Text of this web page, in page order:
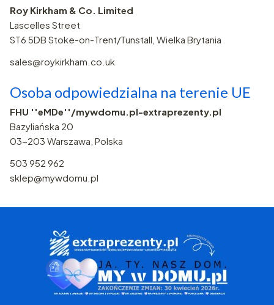
Roy Kirkham & Co. Limited
Lascelles Street
ST6 5DB Stoke-on-Trent/Tunstall, Wielka Brytania
sales@roykirkham.co.uk
Osoba odpowiedzialna na terenie UE
FHU ''eMDe''/mywdomu.pl-extraprezenty.pl
Bazyliańska 20
03-203 Warszawa, Polska
503 952 962
sklep@mywdomu.pl